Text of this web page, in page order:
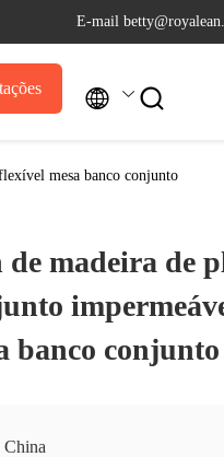
E-mail
 
mesa banco conjunto
de madeira de
banco conjunto
China